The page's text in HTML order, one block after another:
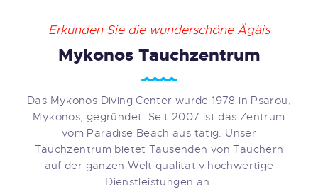
Erkunden Sie die wunderschöne Ägäis
Mykonos Tauchzentrum
Das Mykonos Diving Center wurde 1978 in Psarou,
Mykonos, gegründet. Seit 2007 ist das Zentrum
vom Paradise Beach aus tätig. Unser
Tauchzentrum bietet Tausenden von Tauchern
auf der ganzen Welt qualitativ hochwertige
Dienstleistungen an.